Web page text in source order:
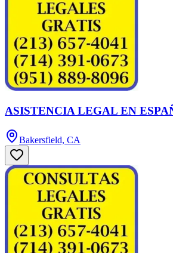
ASISTENCIA LEGAL EN
Bakersfield, CA